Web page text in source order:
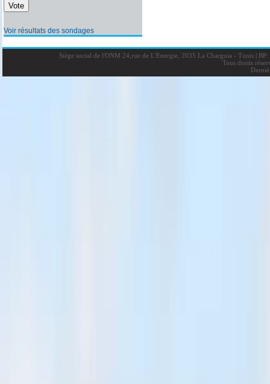
Voir résultats des sondages
Siège social de l'ONM 24,rue de L'Energie, 2035 La Charguia - Tunis |BP:
Tous droits